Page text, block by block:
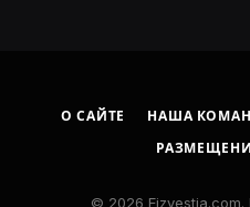
О САЙТЕ НАША
© 2026